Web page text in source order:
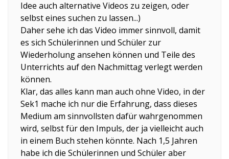
Idee auch alternative Videos zu zeigen, oder
selbst eines suchen zu lassen...)
Daher sehe ich das Video immer sinnvoll, damit
es sich Schülerinnen und Schüler zur
Wiederholung ansehen können und Teile des
Unterrichts auf den Nachmittag verlegt werden
können.
Klar, das alles kann man auch ohne Video, in der
Sek1 mache ich nur die Erfahrung, dass dieses
Medium am sinnvollsten dafür wahrgenommen
wird, selbst für den Impuls, der ja vielleicht auch
in einem Buch stehen könnte. Nach 1,5 Jahren
habe ich die Schülerinnen und Schüler aber